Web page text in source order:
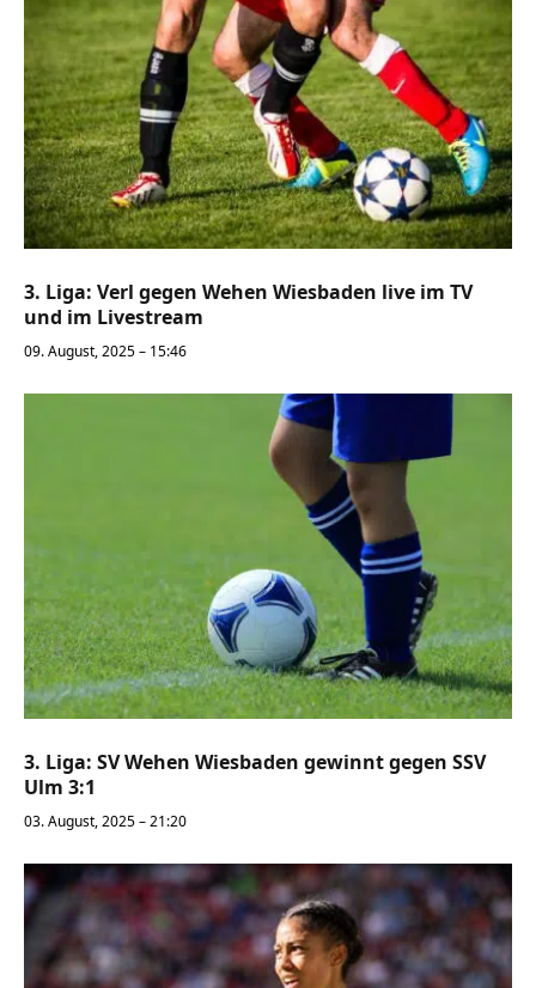
3. Liga: Verl gegen Wehen Wiesbaden live im TV
und im Livestream
09. August, 2025 – 15:46
3. Liga: SV Wehen Wiesbaden gewinnt gegen SSV
Ulm 3:1
03. August, 2025 – 21:20